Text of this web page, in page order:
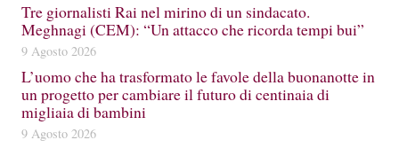
Tre giornalisti Rai nel mirino di un sindacato.
Meghnagi (CEM): “Un attacco che ricorda tempi bui”
9 Agosto 2026
L’uomo che ha trasformato le favole della buonanotte in
un progetto per cambiare il futuro di centinaia di
migliaia di bambini
9 Agosto 2026